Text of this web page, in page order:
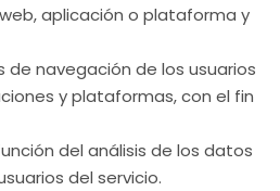
aplicación o plataforma y
navegación de los usuarios
y plataformas, con el fin
del análisis de los datos
del servicio.